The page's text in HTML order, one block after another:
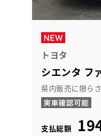
トヨタ
シエンタ フ
県内販売に限ら
支払総額